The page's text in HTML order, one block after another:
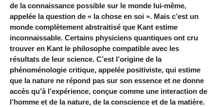
de la connaissance possible sur le monde lui-même,
appelée la question de « la chose en soi ». Mais c’est un
monde complètement abstraitisé que Kant estime
inconnaissable. Certains physiciens quantiques ont cru
trouver en Kant le philosophe compatible avec les
résultats de leur science. C’est l’origine de la
phénoménologie critique, appelée positiviste, qui estime
que la nature ne répond pas sur son essence et ne donne
accès qu’à l’expérience, conçue comme une interaction de
l’homme et de la nature, de la conscience et de la matière.